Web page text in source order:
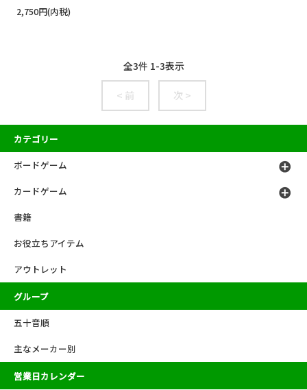
2,750円(内税)
全3件 1-3表示
< 前 次 >
カテゴリー
ボードゲーム
カードゲーム
書籍
お役立ちアイテム
アウトレット
グループ
五十音順
主なメーカー別
営業日カレンダー